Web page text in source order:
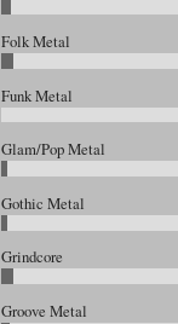
Folk Metal
Funk Metal
Glam/Pop Metal
Gothic Metal
Grindcore
Groove Metal